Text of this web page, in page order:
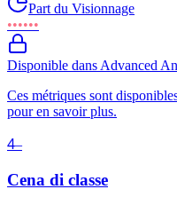
Part du Visionnage
••••••
Disponible dans Advanced
Ces métriques sont
pour en savoir plus.
4–
Cena di classe